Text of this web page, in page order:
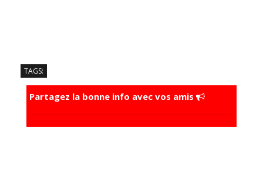
TAGS:
Partagez la bonne info avec vos amis